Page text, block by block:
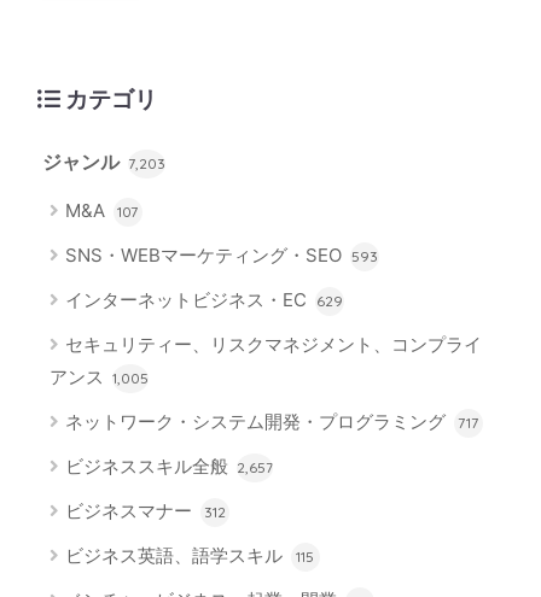
カテゴリ
ジャンル 7,203
M&A 107
SNS・WEBマーケティング・SEO 593
インターネットビジネス・EC 629
セキュリティー、リスクマネジメント、コンプライ
アンス 1,005
ネットワーク・システム開発・プログラミング 717
ビジネススキル全般 2,657
ビジネスマナー 312
ビジネス英語、語学スキル 115